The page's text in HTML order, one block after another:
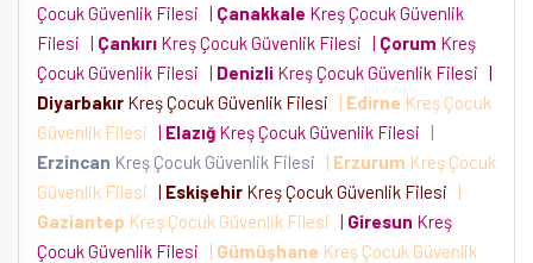
Çocuk Güvenlik Filesi | Çanakkale Kreş Çocuk Güvenlik
Filesi | Çankırı Kreş Çocuk Güvenlik Filesi | Çorum Kreş
Çocuk Güvenlik Filesi | Denizli Kreş Çocuk Güvenlik Filesi |
Diyarbakır Kreş Çocuk Güvenlik Filesi | Edirne Kreş Çocuk
Güvenlik Filesi | Elazığ Kreş Çocuk Güvenlik Filesi
|
Erzincan Kreş Çocuk Güvenlik Filesi | Erzurum Kreş Çocuk
Güvenlik Filesi | Eskişehir Kreş Çocuk Güvenlik Filesi
|
Gaziantep Kreş Çocuk Güvenlik Filesi | Giresun Kreş
Çocuk Güvenlik Filesi
| Gümüşhane Kreş Çocuk Güvenlik